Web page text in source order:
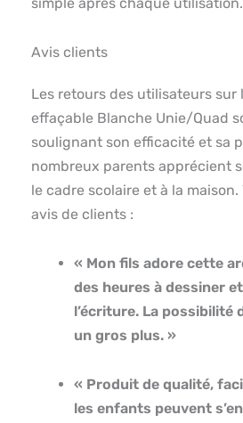
simple après chaque utilisation.
Avis clients
Les retours des utilisateurs sur
effaçable Blanche Unie/Quad
soulignant son efficacité et sa
nombreux parents apprécient
le cadre scolaire et à la
avis de clients :
« Mon fils adore cette
des heures à dessiner
l’écriture. La possibilité
un gros plus. »
« Produit de qualité,
les enfants peuvent